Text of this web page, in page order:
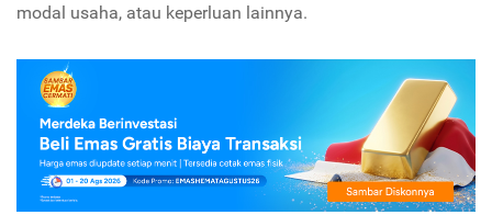
modal usaha, atau keperluan lainnya.